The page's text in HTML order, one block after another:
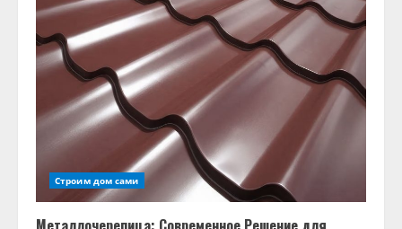
Строим дом сами